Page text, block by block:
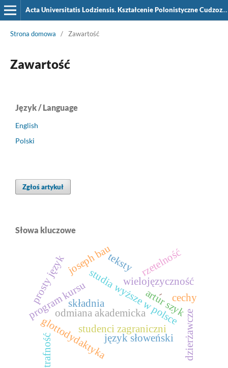
Acta Universitatis Lodziensis. Kształcenie Polonistyczne Cudzoziemców
Strona domowa / Zawartość
Zawartość
Język / Language
English
Polski
Zgłoś artykuł
Słowa kluczowe
odmiana akademicka
program kursu
studenci zagraniczni
studia wyższe w polsce
glottodydaktyka
wielojęzyczność
prosty język rzetelność
trafność
joseph bau
artur szyk
język słoweński dzierżawcze
cechy
teksty
składnia
-